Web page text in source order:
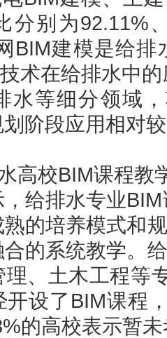
分别为92.11%
BIM建模是给
术在给排水中
水等细分领域
阶段应用相对
高校BIM课程教
给排水专业
的培养模式和
的系统教学。
、土木工程等
开设了BIM课程
的高校表示暂